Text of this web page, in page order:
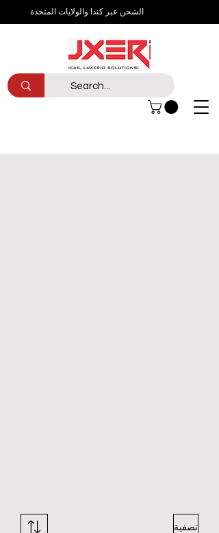
الشحن عبر كندا والولايات المتحدة
تصفية